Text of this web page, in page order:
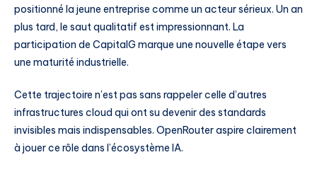
positionné la jeune entreprise comme un acteur sérieux. Un an
plus tard, le saut qualitatif est impressionnant. La
participation de CapitalG marque une nouvelle étape vers
une maturité industrielle.
Cette trajectoire n’est pas sans rappeler celle d’autres
infrastructures cloud qui ont su devenir des standards
invisibles mais indispensables. OpenRouter aspire clairement
à jouer ce rôle dans l’écosystème IA.